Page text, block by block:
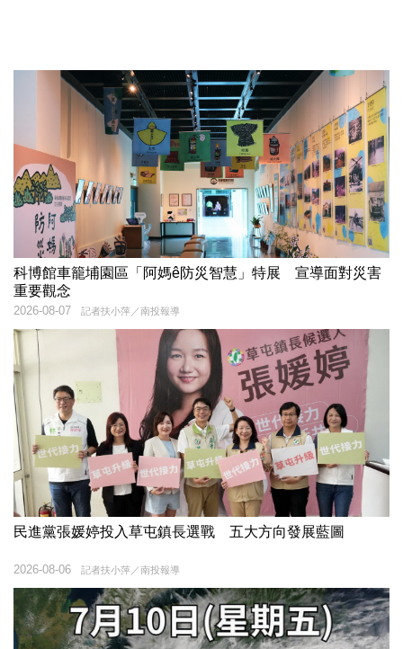
科博館車籠埔園區「阿媽ê防災智慧」特展 宣導面對災害
重要觀念
記者扶小萍／南投報導
2026-08-07
民進黨張媛婷投入草屯鎮長選戰 五大方向發展藍圖
記者扶小萍／南投報導
2026-08-06